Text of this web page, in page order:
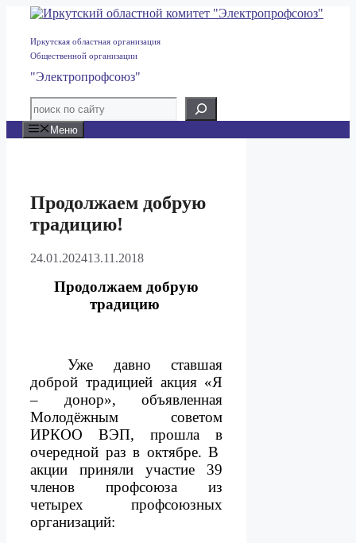
Перейти
содержимому
Иркутская областная организация
Общественной организации
"Электропрофсоюз"
Меню
Продолжаем добрую
традицию!
24.01.202413.11.2018
Продолжаем добрую
традицию
Уже давно ставшая
доброй традицией акция «Я
– донор», объявленная
Молодёжным советом
ИРКОО ВЭП, прошла в
очередной раз в октябре. В
акции приняли участие 39
членов профсоюза из
четырех профсоюзных
организаций: